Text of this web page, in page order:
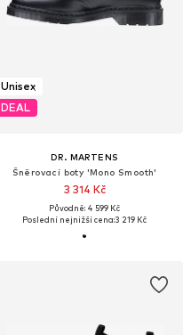
Unisex
DEAL
DR. MARTENS
Šněrovací boty 'Mono Smooth'
3 314 Kč
Původně: 4 599 Kč
Poslední nejnižší cena:3 219 Kč